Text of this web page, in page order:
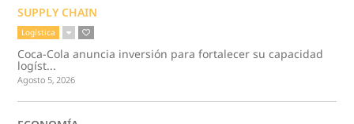
SUPPLY CHAIN
Logística
Coca-Cola anuncia inversión para fortalecer su capacidad
logíst...
Agosto 5, 2026